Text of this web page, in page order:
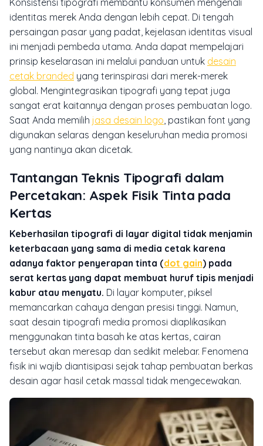
identitas merek Anda dengan lebih cepat. Di tengah
persaingan pasar yang padat, kejelasan identitas visual
ini menjadi pembeda utama. Anda dapat mempelajari
prinsip keselarasan ini melalui panduan untuk desain
cetak branded yang terinspirasi dari merek-merek
global. Mengintegrasikan tipografi yang tepat juga
sangat erat kaitannya dengan proses pembuatan logo.
Saat Anda memilih jasa desain logo , pastikan font yang
digunakan selaras dengan keseluruhan media promosi
yang nantinya akan dicetak.
Tantangan Teknis Tipografi dalam
Percetakan: Aspek Fisik Tinta pada
Kertas
Keberhasilan tipografi di layar digital tidak menjamin
keterbacaan yang sama di media cetak karena
adanya faktor penyerapan tinta (dot gain) pada
serat kertas yang dapat membuat huruf tipis menjadi
kabur atau menyatu. Di layar komputer, piksel
memancarkan cahaya dengan presisi tinggi. Namun,
saat desain tipografi media promosi diaplikasikan
menggunakan tinta basah ke atas kertas, cairan
tersebut akan meresap dan sedikit melebar. Fenomena
fisik ini wajib diantisipasi sejak tahap pembuatan berkas
desain agar hasil cetak massal tidak mengecewakan.